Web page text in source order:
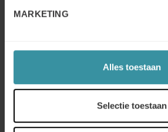
MARKETING
Alles toestaan
Selectie toestaan
Comparaison avec